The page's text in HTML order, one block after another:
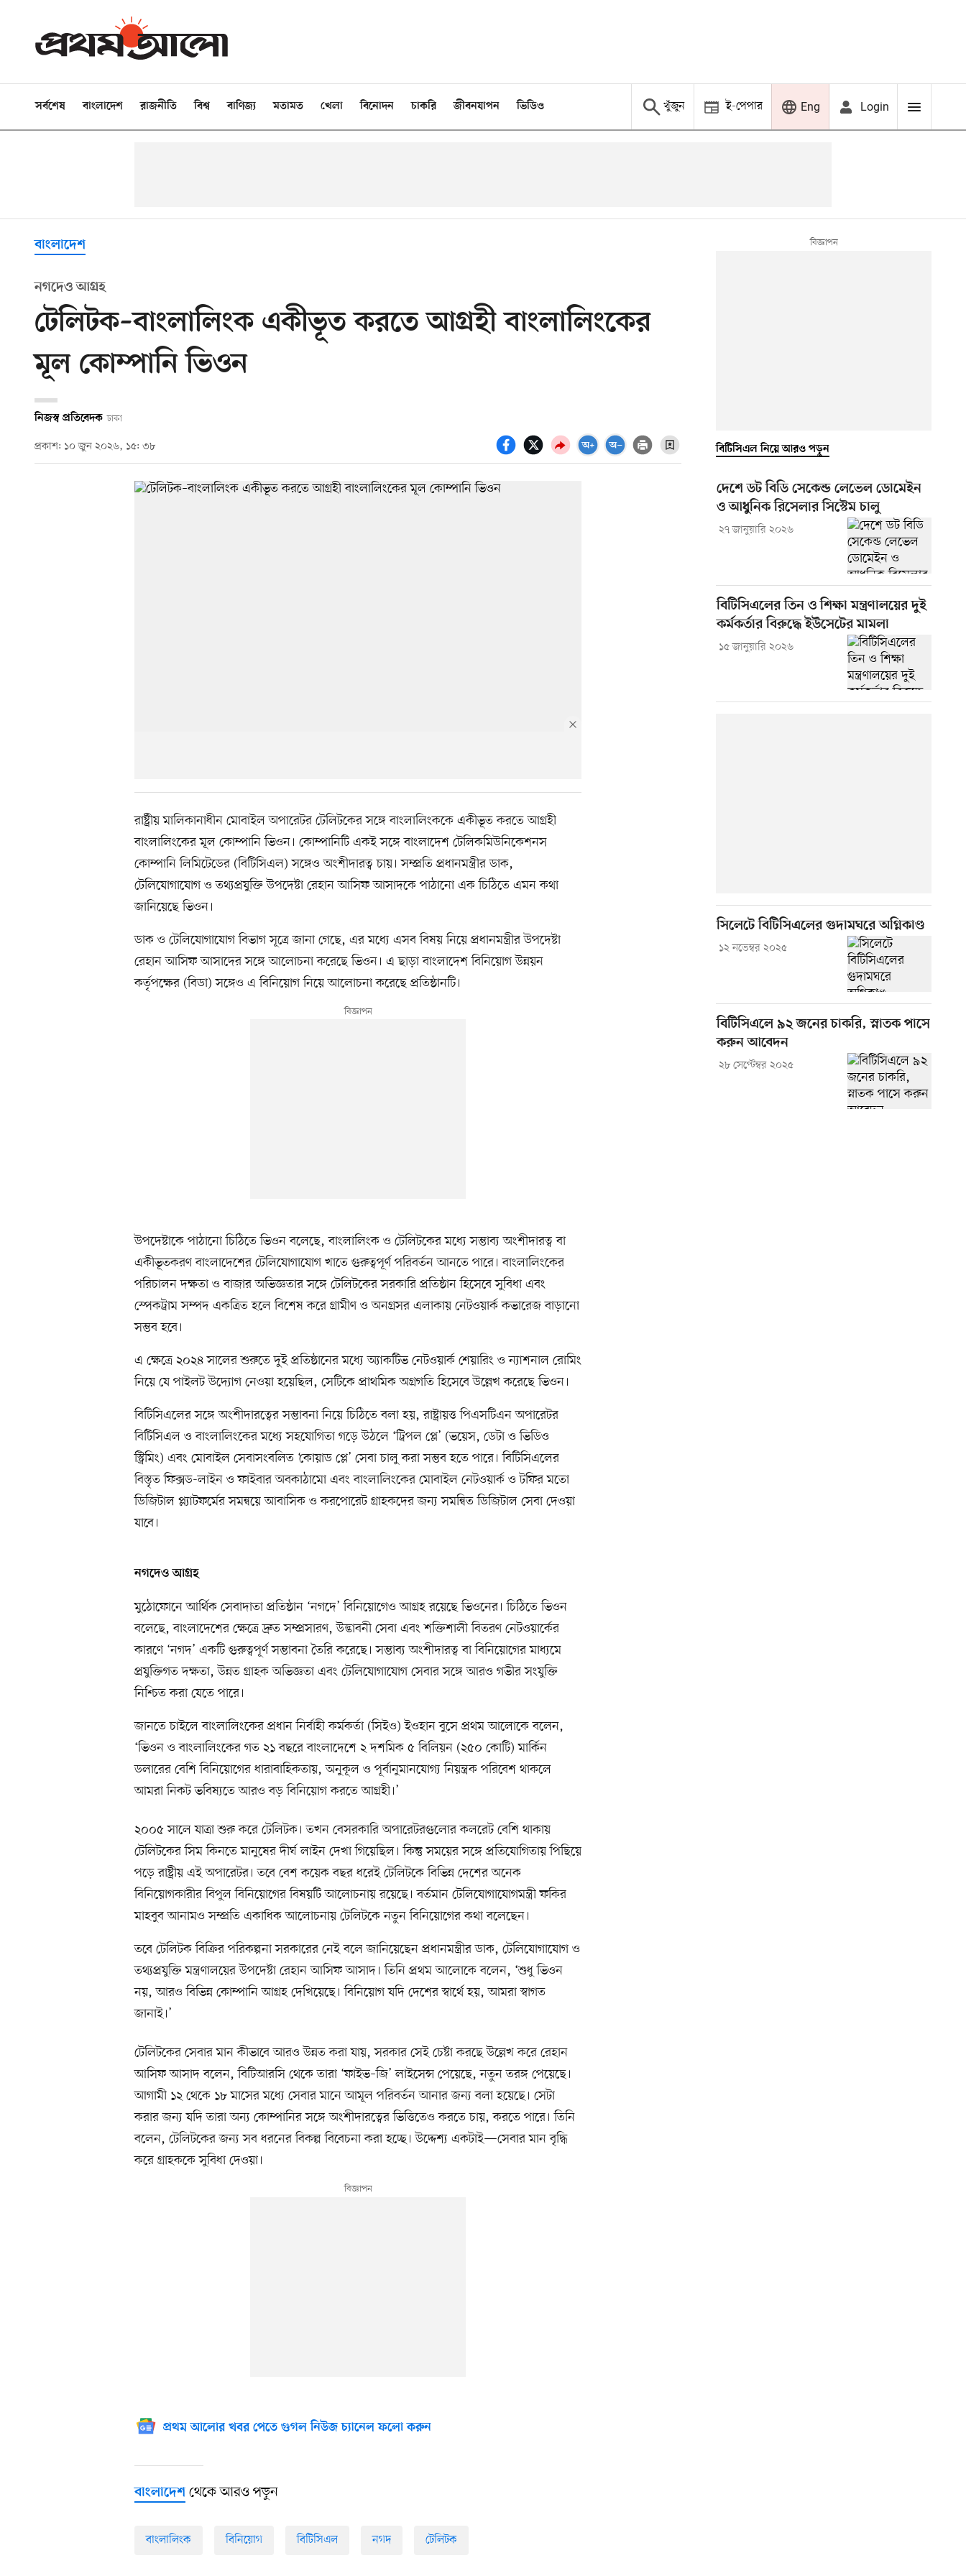
সর্বশেষ বাংলাদেশ রাজনীতি বিশ্ব বাণিজ্য মতামত খেলা বিনোদন চাকরি জীবনযাপন ভিডিও খুঁজুন ই-পেপার Eng Login
বাংলাদেশ
নগদেও আগ্রহ
টেলিটক–বাংলালিংক একীভূত করতে আগ্রহী বাংলালিংকের
মূল কোম্পানি ভিওন
নিজস্ব প্রতিবেদক ঢাকা
প্রকাশ: ১০ জুন ২০২৬, ১৫: ৩৮
রাষ্ট্রীয় মালিকানাধীন মোবাইল অপারেটর টেলিটকের সঙ্গে বাংলালিংককে একীভূত করতে আগ্রহী
বাংলালিংকের মূল কোম্পানি ভিওন। কোম্পানিটি একই সঙ্গে বাংলাদেশ টেলিকমিউনিকেশনস
কোম্পানি লিমিটেডের (বিটিসিএল) সঙ্গেও অংশীদারত্ব চায়। সম্প্রতি প্রধানমন্ত্রীর ডাক,
টেলিযোগাযোগ ও তথ্যপ্রযুক্তি উপদেষ্টা রেহান আসিফ আসাদকে পাঠানো এক চিঠিতে এমন কথা
জানিয়েছে ভিওন।
ডাক ও টেলিযোগাযোগ বিভাগ সূত্রে জানা গেছে, এর মধ্যে এসব বিষয় নিয়ে প্রধানমন্ত্রীর উপদেষ্টা
রেহান আসিফ আসাদের সঙ্গে আলোচনা করেছে ভিওন। এ ছাড়া বাংলাদেশ বিনিয়োগ উন্নয়ন
কর্তৃপক্ষের (বিডা) সঙ্গেও এ বিনিয়োগ নিয়ে আলোচনা করেছে প্রতিষ্ঠানটি।
উপদেষ্টাকে পাঠানো চিঠিতে ভিওন বলেছে, বাংলালিংক ও টেলিটকের মধ্যে সম্ভাব্য অংশীদারত্ব বা
একীভূতকরণ বাংলাদেশের টেলিযোগাযোগ খাতে গুরুত্বপূর্ণ পরিবর্তন আনতে পারে। বাংলালিংকের
পরিচালন দক্ষতা ও বাজার অভিজ্ঞতার সঙ্গে টেলিটকের সরকারি প্রতিষ্ঠান হিসেবে সুবিধা এবং
স্পেকট্রাম সম্পদ একত্রিত হলে বিশেষ করে গ্রামীণ ও অনগ্রসর এলাকায় নেটওয়ার্ক কভারেজ বাড়ানো
সম্ভব হবে।
এ ক্ষেত্রে ২০২৪ সালের শুরুতে দুই প্রতিষ্ঠানের মধ্যে অ্যাকটিভ নেটওয়ার্ক শেয়ারিং ও ন্যাশনাল রোমিং
নিয়ে যে পাইলট উদ্যোগ নেওয়া হয়েছিল, সেটিকে প্রাথমিক অগ্রগতি হিসেবে উল্লেখ করেছে ভিওন।
বিটিসিএলের সঙ্গে অংশীদারত্বের সম্ভাবনা নিয়ে চিঠিতে বলা হয়, রাষ্ট্রায়ত্ত পিএসটিএন অপারেটর
বিটিসিএল ও বাংলালিংকের মধ্যে সহযোগিতা গড়ে উঠলে ‘ট্রিপল প্লে’ (ভয়েস, ডেটা ও ভিডিও
স্ট্রিমিং) এবং মোবাইল সেবাসংবলিত ‘কোয়াড প্লে’ সেবা চালু করা সম্ভব হতে পারে। বিটিসিএলের
বিস্তৃত ফিক্সড-লাইন ও ফাইবার অবকাঠামো এবং বাংলালিংকের মোবাইল নেটওয়ার্ক ও টফির মতো
ডিজিটাল প্ল্যাটফর্মের সমন্বয়ে আবাসিক ও করপোরেট গ্রাহকদের জন্য সমন্বিত ডিজিটাল সেবা দেওয়া
যাবে।
নগদেও আগ্রহ
মুঠোফোনে আর্থিক সেবাদাতা প্রতিষ্ঠান ‘নগদে’ বিনিয়োগেও আগ্রহ রয়েছে ভিওনের। চিঠিতে ভিওন
বলেছে, বাংলাদেশের ক্ষেত্রে দ্রুত সম্প্রসারণ, উদ্ভাবনী সেবা এবং শক্তিশালী বিতরণ নেটওয়ার্কের
কারণে ‘নগদ’ একটি গুরুত্বপূর্ণ সম্ভাবনা তৈরি করেছে। সম্ভাব্য অংশীদারত্ব বা বিনিয়োগের মাধ্যমে
প্রযুক্তিগত দক্ষতা, উন্নত গ্রাহক অভিজ্ঞতা এবং টেলিযোগাযোগ সেবার সঙ্গে আরও গভীর সংযুক্তি
নিশ্চিত করা যেতে পারে।
জানতে চাইলে বাংলালিংকের প্রধান নির্বাহী কর্মকর্তা (সিইও) ইওহান বুসে প্রথম আলোকে বলেন,
‘ভিওন ও বাংলালিংকের গত ২১ বছরে বাংলাদেশে ২ দশমিক ৫ বিলিয়ন (২৫০ কোটি) মার্কিন
ডলারের বেশি বিনিয়োগের ধারাবাহিকতায়, অনুকূল ও পূর্বানুমানযোগ্য নিয়ন্ত্রক পরিবেশ থাকলে
আমরা নিকট ভবিষ্যতে আরও বড় বিনিয়োগ করতে আগ্রহী।’
২০০৫ সালে যাত্রা শুরু করে টেলিটক। তখন বেসরকারি অপারেটরগুলোর কলরেট বেশি থাকায়
টেলিটকের সিম কিনতে মানুষের দীর্ঘ লাইন দেখা গিয়েছিল। কিন্তু সময়ের সঙ্গে প্রতিযোগিতায় পিছিয়ে
পড়ে রাষ্ট্রীয় এই অপারেটর। তবে বেশ কয়েক বছর ধরেই টেলিটকে বিভিন্ন দেশের অনেক
বিনিয়োগকারীর বিপুল বিনিয়োগের বিষয়টি আলোচনায় রয়েছে। বর্তমান টেলিযোগাযোগমন্ত্রী ফকির
মাহবুব আনামও সম্প্রতি একাধিক আলোচনায় টেলিটকে নতুন বিনিয়োগের কথা বলেছেন।
তবে টেলিটক বিক্রির পরিকল্পনা সরকারের নেই বলে জানিয়েছেন প্রধানমন্ত্রীর ডাক, টেলিযোগাযোগ ও
তথ্যপ্রযুক্তি মন্ত্রণালয়ের উপদেষ্টা রেহান আসিফ আসাদ। তিনি প্রথম আলোকে বলেন, ‘শুধু ভিওন
নয়, আরও বিভিন্ন কোম্পানি আগ্রহ দেখিয়েছে। বিনিয়োগ যদি দেশের স্বার্থে হয়, আমরা স্বাগত
জানাই।’
টেলিটকের সেবার মান কীভাবে আরও উন্নত করা যায়, সরকার সেই চেষ্টা করছে উল্লেখ করে রেহান
আসিফ আসাদ বলেন, বিটিআরসি থেকে তারা ‘ফাইভ–জি’ লাইসেন্স পেয়েছে, নতুন তরঙ্গ পেয়েছে।
আগামী ১২ থেকে ১৮ মাসের মধ্যে সেবার মানে আমূল পরিবর্তন আনার জন্য বলা হয়েছে। সেটা
করার জন্য যদি তারা অন্য কোম্পানির সঙ্গে অংশীদারত্বের ভিত্তিতেও করতে চায়, করতে পারে। তিনি
বলেন, টেলিটকের জন্য সব ধরনের বিকল্প বিবেচনা করা হচ্ছে। উদ্দেশ্য একটাই—সেবার মান বৃদ্ধি
করে গ্রাহককে সুবিধা দেওয়া।
প্রথম আলোর খবর পেতে গুগল নিউজ চ্যানেল ফলো করুন
বাংলাদেশ থেকে আরও পড়ুন
বাংলালিংক বিনিয়োগ বিটিসিএল নগদ টেলিটক
বিটিসিএল নিয়ে আরও পড়ুন
দেশে ডট বিডি সেকেন্ড লেভেল ডোমেইন
ও আধুনিক রিসেলার সিস্টেম চালু
২৭ জানুয়ারি ২০২৬
বিটিসিএলের তিন ও শিক্ষা মন্ত্রণালয়ের দুই
কর্মকর্তার বিরুদ্ধে ইউসেটের মামলা
১৫ জানুয়ারি ২০২৬
সিলেটে বিটিসিএলের গুদামঘরে অগ্নিকাণ্ড
১২ নভেম্বর ২০২৫
বিটিসিএলে ৯২ জনের চাকরি, স্নাতক পাসে
করুন আবেদন
২৮ সেপ্টেম্বর ২০২৫